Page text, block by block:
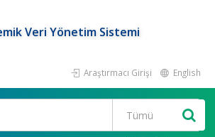
Veri Yönetim Sistemi
Araştırmacı Girişi English